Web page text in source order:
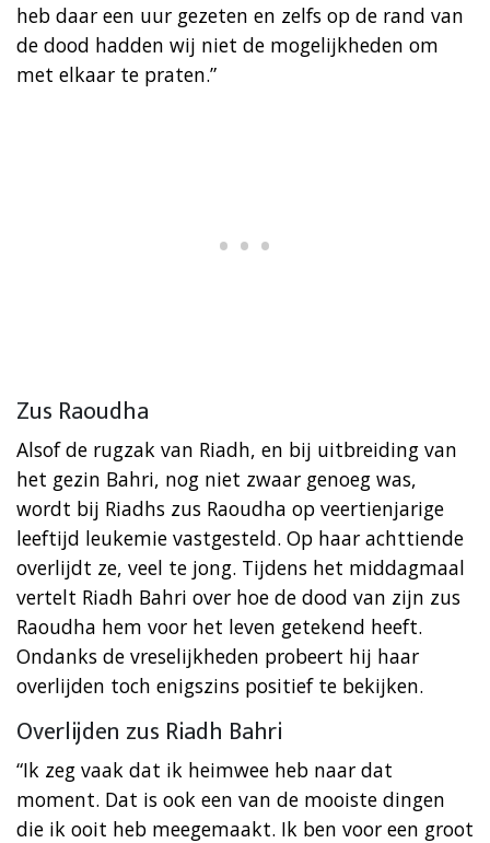
heb daar een uur gezeten en zelfs op de rand van
de dood hadden wij niet de mogelijkheden om
met elkaar te praten.”
Zus Raoudha
Alsof de rugzak van Riadh, en bij uitbreiding van
het gezin Bahri, nog niet zwaar genoeg was,
wordt bij Riadhs zus Raoudha op veertienjarige
leeftijd leukemie vastgesteld. Op haar achttiende
overlijdt ze, veel te jong. Tijdens het middagmaal
vertelt Riadh Bahri over hoe de dood van zijn zus
Raoudha hem voor het leven getekend heeft.
Ondanks de vreselijkheden probeert hij haar
overlijden toch enigszins positief te bekijken.
Overlijden zus Riadh Bahri
“Ik zeg vaak dat ik heimwee heb naar dat
moment. Dat is ook een van de mooiste dingen
die ik ooit heb meegemaakt. Ik ben voor een groot